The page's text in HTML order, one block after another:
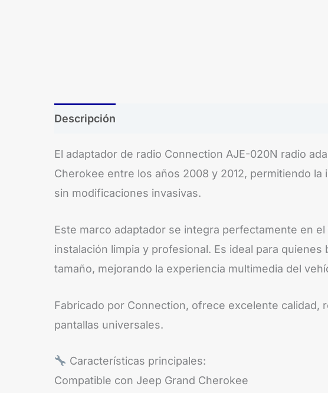
Descripción
El adaptador de radio Connection AJE-020N radio
Cherokee entre los años 2008 y 2012, permitiendo
sin modificaciones invasivas.
Este marco adaptador se integra perfectamente en
instalación limpia y profesional. Es ideal para
tamaño, mejorando la experiencia multimedia del
Fabricado por Connection, ofrece excelente calidad,
pantallas universales.
Características principales:
Compatible con Jeep Grand Cherokee